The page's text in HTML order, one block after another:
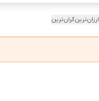
ارزان‌ترینگران‌ترین